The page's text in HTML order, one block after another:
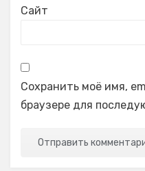
Сайт
Сохранить моё имя,
браузере для